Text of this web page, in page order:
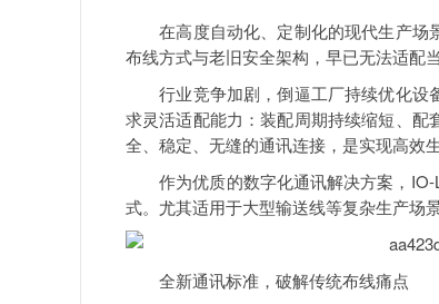
在高度自动化、定制化的现代生产场
布线方式与老旧安全架构，早已无法适配
行业竞争加剧，倒逼工厂持续优化设
求灵活适配能力：装配周期持续缩短、
全、稳定、无缝的通讯连接，是实现高效
作为优质的数字化通讯解决方案，IO-
式。尤其适用于大型输送线等复杂生产场
全新通讯标准，破解传统布线痛点